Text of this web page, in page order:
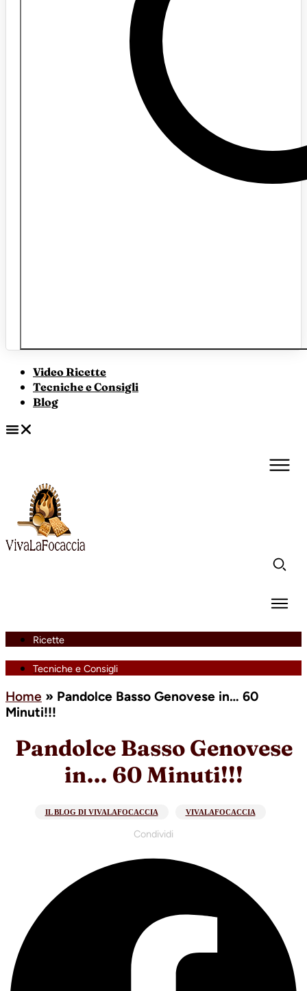
Video Ricette
Tecniche e Consigli
Blog
Ricette
Tecniche e Consigli
Home » Pandolce Basso Genovese in… 60
Minuti!!!
Pandolce Basso Genovese
in… 60 Minuti!!!
IL BLOG DI VIVALAFOCACCIA VIVALAFOCACCIA
Condividi